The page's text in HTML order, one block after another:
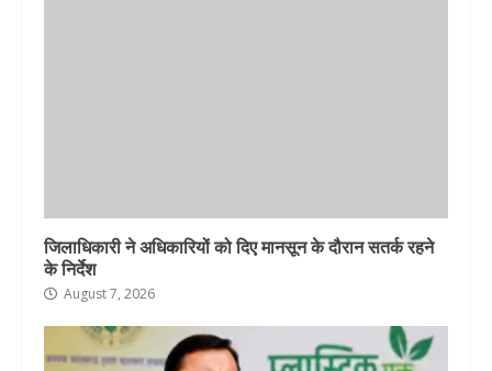
जिलाधिकारी ने अधिकारियों को दिए मानसून के दौरान सतर्क रहने
के निर्देश
August 7, 2026